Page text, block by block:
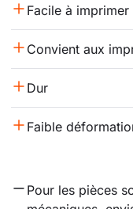
Facile à imprimer
Convient aux
Dur
Faible
Pour les pièces